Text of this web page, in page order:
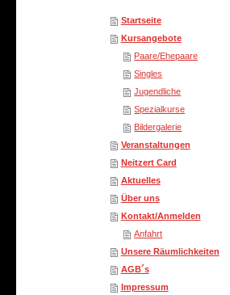
Startseite
Kursangebote
Paare/Ehepaare
Singles
Jugendliche
Spezialkurse
Bildergalerie
Veranstaltungen
Neitzert Card
Aktuelles
Über uns
Kontakt/Anmelden
Anfahrt
Unsere Räumlichkeiten
AGB´s
Impressum